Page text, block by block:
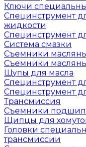
Ключи
Специнструмент
жидкости
Специнструмент
Система смазки
Съемники
Съемники
Щупы для масла
Специнструмент
Специнструмент
Трансмиссия
Съемники
Щипцы для
Головки
трансмиссии